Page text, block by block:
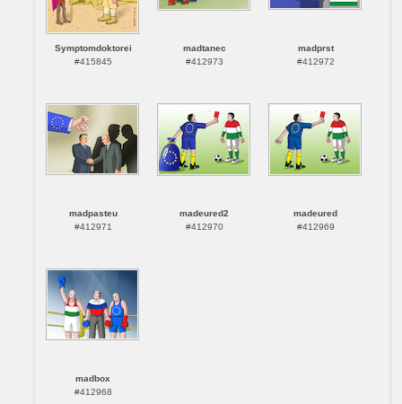
Symptomdoktorei
#415845
madtanec
#412973
madprst
#412972
madpasteu
#412971
madeured2
#412970
madeured
#412969
madbox
#412968